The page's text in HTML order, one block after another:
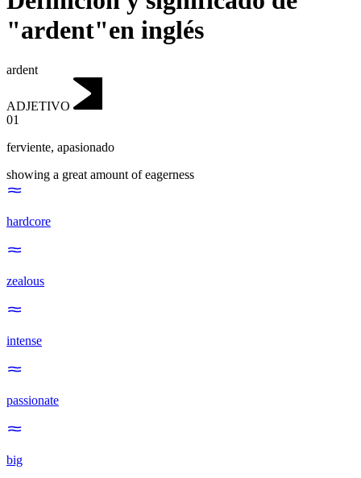
"ardent"en inglés
ardent
ADJETIVO
01
ferviente, apasionado
showing a great amount of eagerness
hardcore
zealous
intense
passionate
big